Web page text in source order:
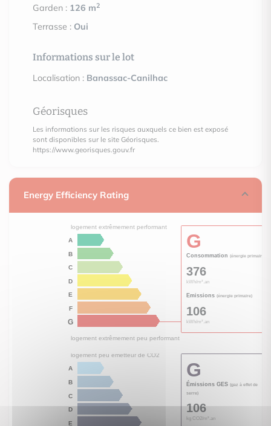
Garden : 126 m2
Terrasse : Oui
Informations sur le lot
Localisation : Banassac-Canilhac
Géorisques
Les informations sur les risques auxquels ce bien est exposé
sont disponibles sur le site Géorisques.
https://www.georisques.gouv.fr
Energy Efficiency Rating